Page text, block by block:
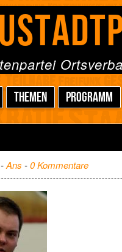
THEMEN PROGRAMM
Ans -0 Kommentare